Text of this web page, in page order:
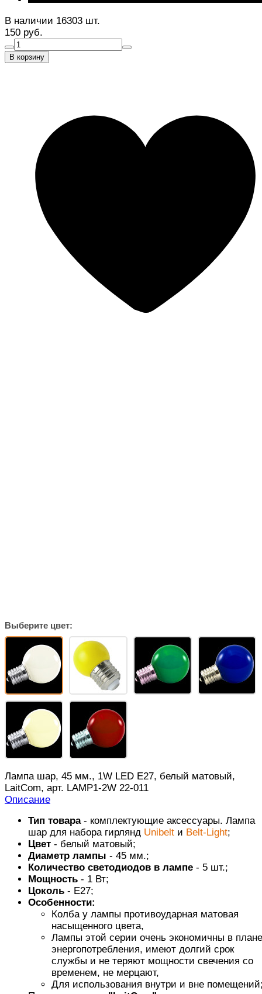
В наличии 16303 шт.
150 руб.
В корзину
Выберите цвет:
Лампа шар, 45 мм., 1W LED E27, белый матовый,
LaitCom, арт. LAMP1-2W 22-011
Описание
Тип товара- комплектующие аксессуары. Лампа
шар для набора гирлянд Unibelt и Belt-Light;
Цвет - белый матовый;
Диаметр лампы - 45 мм.;
Количество светодиодов в лампе - 5 шт.;
Мощность - 1 Вт;
Цоколь - E27;
Особенности:
Колба у лампы противоударная матовая
насыщенного цвета,
Лампы этой серии очень экономичны в плане
энергопотребления, имеют долгий срок
службы и не теряют мощности свечения со
временем, не мерцают,
Для использования внутри и вне